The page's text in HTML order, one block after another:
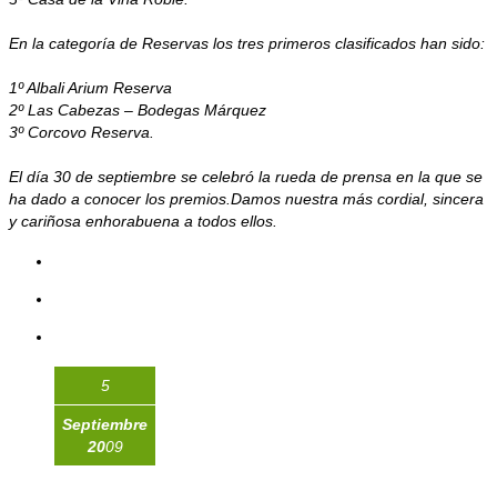
En la categoría de Reservas los tres primeros clasificados han sido:
1º Albali Arium Reserva
2º Las Cabezas – Bodegas Márquez
3º Corcovo Reserva.
El día 30 de septiembre se celebró la rueda de prensa en la que se
ha dado a conocer los premios.Damos nuestra más cordial, sincera
y cariñosa enhorabuena a todos ellos.
5
Septiembre
2009